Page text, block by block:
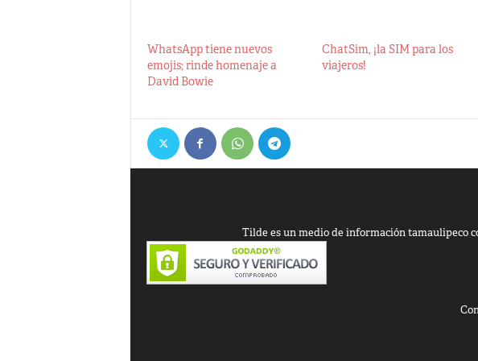
WhatsApp tiene nuevos
emojis; rinde homenaje a
David Bowie
ChatSim, ¡la SIM para los
viajeros!
Tilde es un medio de información tamaulipeco